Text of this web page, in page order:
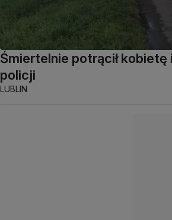
Śmiertelnie potrącił kobietę
policji
LUBLIN